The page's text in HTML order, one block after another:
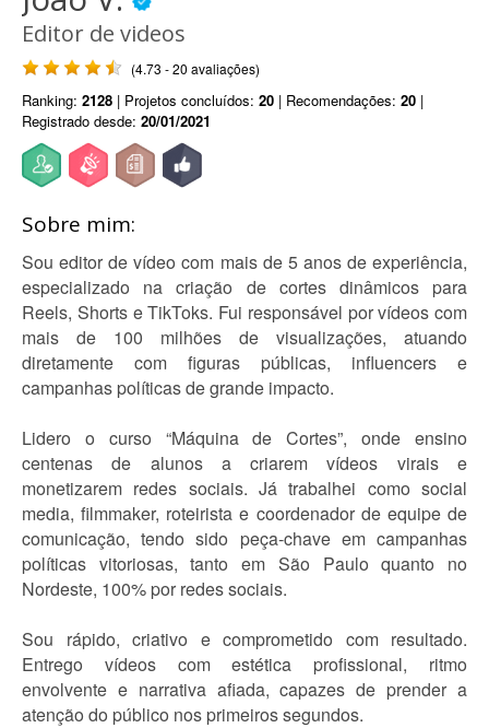
Editor de videos
(4.73 - 20 avaliações)
Ranking: 2128 | Projetos concluídos: 20 | Recomendações: 20 |
Registrado desde: 20/01/2021
Sobre mim:
Sou editor de vídeo com mais de 5 anos de experiência,
especializado na criação de cortes dinâmicos para
Reels, Shorts e TikToks. Fui responsável por vídeos com
mais de 100 milhões de visualizações, atuando
diretamente com figuras públicas, influencers e
campanhas políticas de grande impacto.
Lidero o curso “Máquina de Cortes”, onde ensino
centenas de alunos a criarem vídeos virais e
monetizarem redes sociais. Já trabalhei como social
media, filmmaker, roteirista e coordenador de equipe de
comunicação, tendo sido peça-chave em campanhas
políticas vitoriosas, tanto em São Paulo quanto no
Nordeste, 100% por redes sociais.
Sou rápido, criativo e comprometido com resultado.
Entrego vídeos com estética profissional, ritmo
envolvente e narrativa afiada, capazes de prender a
atenção do público nos primeiros segundos.